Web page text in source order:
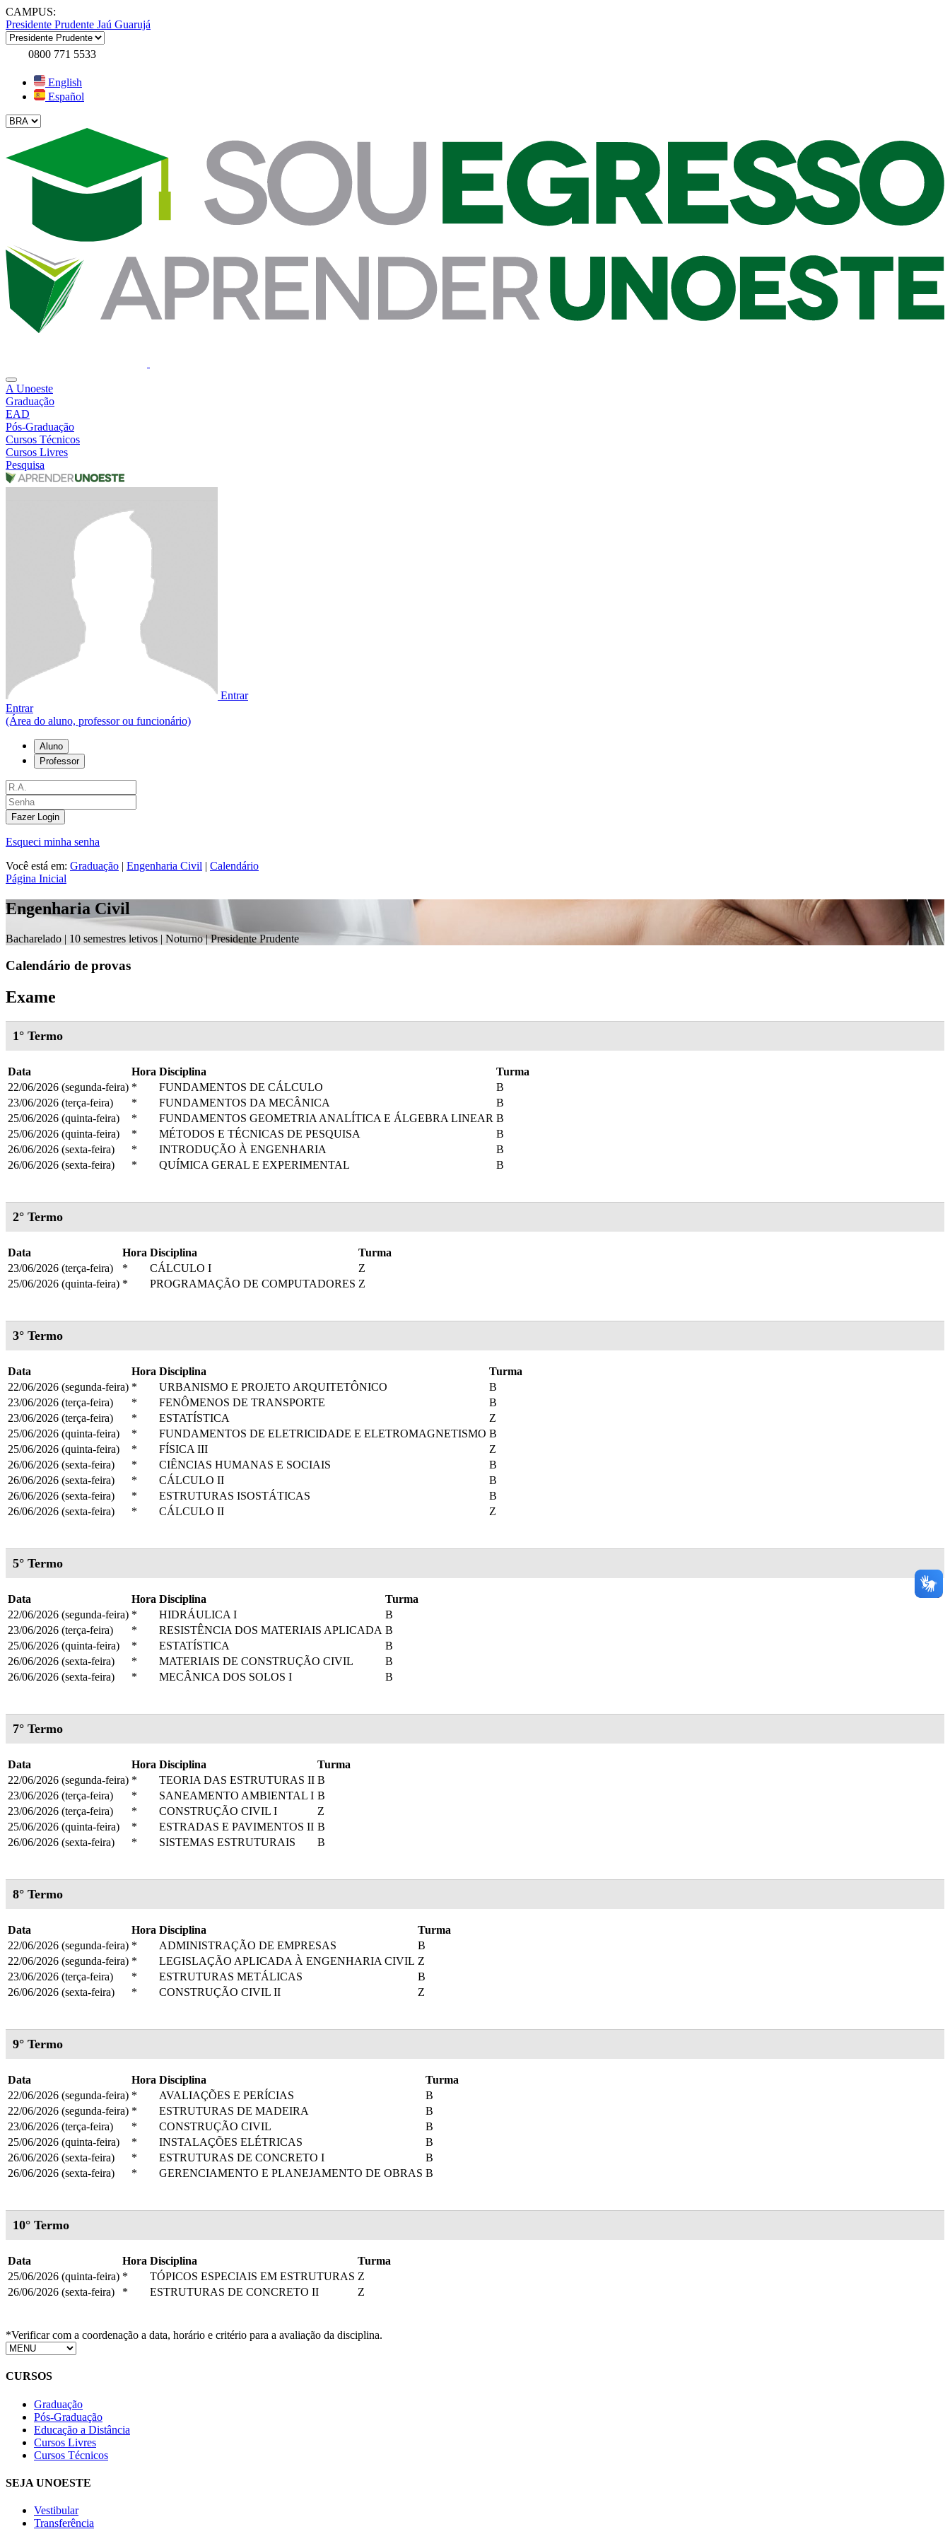
CAMPUS:
Presidente Prudente Jaú Guarujá
0800 771 5533
English
Español
A Unoeste
Graduação
EAD
Pós-Graduação
Cursos Técnicos
Cursos Livres
Pesquisa
Entrar
Entrar
(Área do aluno, professor ou funcionário)
Aluno
Professor
Fazer Login
Esqueci minha senha
Você está em: Graduação | Engenharia Civil | Calendário
Página Inicial
Engenharia Civil
Bacharelado | 10 semestres letivos | Noturno| Presidente Prudente
Calendário de provas
Exame
1° Termo
Data Hora Disciplina
Turma
22/06/2026 (segunda-feira) * FUNDAMENTOS DE CÁLCULO
B
23/06/2026 (terça-feira)
* FUNDAMENTOS DA MECÂNICA
B
25/06/2026 (quinta-feira)
* FUNDAMENTOS GEOMETRIA ANALÍTICA E ÁLGEBRA LINEAR B
25/06/2026 (quinta-feira)
* MÉTODOS E TÉCNICAS DE PESQUISA
B
26/06/2026 (sexta-feira)
* INTRODUÇÃO À ENGENHARIA
B
26/06/2026 (sexta-feira)
* QUÍMICA GERAL E EXPERIMENTAL B
2° Termo
Data Hora Disciplina
Turma
23/06/2026 (terça-feira)
* CÁLCULO I
Z
25/06/2026 (quinta-feira) * PROGRAMAÇÃO DE COMPUTADORES Z
3° Termo
Data Hora Disciplina
Turma
22/06/2026 (segunda-feira) * URBANISMO E PROJETO ARQUITETÔNICO
B
23/06/2026 (terça-feira)
* FENÔMENOS DE TRANSPORTE
B
23/06/2026 (terça-feira)
* ESTATÍSTICA
Z
25/06/2026 (quinta-feira)
* FUNDAMENTOS DE ELETRICIDADE E ELETROMAGNETISMO B
25/06/2026 (quinta-feira)
* FÍSICA III
Z
26/06/2026 (sexta-feira)
* CIÊNCIAS HUMANAS E SOCIAIS
B
26/06/2026 (sexta-feira)
* CÁLCULO II
B
26/06/2026 (sexta-feira)
* ESTRUTURAS ISOSTÁTICAS
B
26/06/2026 (sexta-feira)
* CÁLCULO II Z
5° Termo
Data Hora Disciplina
Turma
22/06/2026 (segunda-feira) * HIDRÁULICA I
B
23/06/2026 (terça-feira)
* RESISTÊNCIA DOS MATERIAIS APLICADA B
25/06/2026 (quinta-feira)
* ESTATÍSTICA
B
26/06/2026 (sexta-feira)
* MATERIAIS DE CONSTRUÇÃO CIVIL
B
26/06/2026 (sexta-feira)
* MECÂNICA DOS SOLOS I B
7° Termo
Data Hora Disciplina
Turma
22/06/2026 (segunda-feira) * TEORIA DAS ESTRUTURAS II B
23/06/2026 (terça-feira)
* SANEAMENTO AMBIENTAL I B
23/06/2026 (terça-feira)
* CONSTRUÇÃO CIVIL I
Z
25/06/2026 (quinta-feira)
* ESTRADAS E PAVIMENTOS II B
26/06/2026 (sexta-feira)
* SISTEMAS ESTRUTURAIS B
8° Termo
Data Hora Disciplina
Turma
22/06/2026 (segunda-feira) * ADMINISTRAÇÃO DE EMPRESAS
B
22/06/2026 (segunda-feira) * LEGISLAÇÃO APLICADA À ENGENHARIA CIVIL Z
23/06/2026 (terça-feira)
* ESTRUTURAS METÁLICAS
B
26/06/2026 (sexta-feira)
* CONSTRUÇÃO CIVIL II Z
9° Termo
Data Hora Disciplina
Turma
22/06/2026 (segunda-feira) * AVALIAÇÕES E PERÍCIAS
B
22/06/2026 (segunda-feira) * ESTRUTURAS DE MADEIRA
B
23/06/2026 (terça-feira)
* CONSTRUÇÃO CIVIL
B
25/06/2026 (quinta-feira)
* INSTALAÇÕES ELÉTRICAS
B
26/06/2026 (sexta-feira)
* ESTRUTURAS DE CONCRETO I
B
26/06/2026 (sexta-feira)
* GERENCIAMENTO E PLANEJAMENTO DE OBRAS B
10° Termo
Data Hora Disciplina
Turma
25/06/2026 (quinta-feira) * TÓPICOS ESPECIAIS EM ESTRUTURAS Z
26/06/2026 (sexta-feira)
* ESTRUTURAS DE CONCRETO II Z
*Verificar com a coordenação a data, horário e critério para a avaliação da disciplina.
CURSOS
Graduação
Pós-Graduação
Educação a Distância
Cursos Livres
Cursos Técnicos
SEJA UNOESTE
Vestibular
Transferência